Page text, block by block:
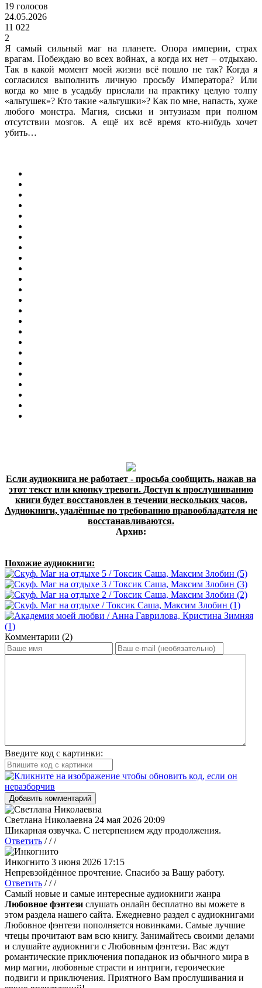
19 голосов
24.05.2026
11 022
2
Я самый сильный маг на планете. Опора империи, страх
врагам. Побеждаю во всех войнах, а когда их нет – отдыхаю.
Так в какой момент моей жизни всё пошло не так? Когда я
согласился выполнить личную просьбу Императора? Или
когда ко мне в усадьбу прислали на практику целую толпу
«альтушек»? Кто такие «альтушки»? Как по мне, напасть, хуже
любого монстра. Магия, сиськи и энтузиазм при полном
отсутствии мозгов. А ещё их всё время кто-нибудь хочет
убить…
Если аудиокнига не работает - просьба сообщить, нажав на
этот текст или кнопку тревоги. Доступ к прослушиванию
книги будет восстановлен в течении нескольких часов.
Аудиокниги, удалённые по требованию правообладателя не
восстанавливаются.
Архив:
Похожие аудиокниги:
Комментарии (2)
Введите код с картинки:
Добавить комментарий
Светлана Николаевна 24 мая 2026 20:09
Шикарная озвучка. С нетерпением жду продолжения.
Ответить / / /
Инкогнито 3 июня 2026 17:15
Непревзойдённое прочтение. Спасибо за Вашу работу.
Ответить / / /
Самый новые и самые интересные аудиокниги жанра
Любовное фэнтези слушать онлайн бесплатно вы можете в
этом раздела нашего сайта. Ежедневно раздел с аудиокнигами
Любовное фэнтези пополняется новинками. Самые лучшие
чтецы прочитают вам всю книгу. Занимайтесь своими делами
и слушайте аудиокниги с Любовным фэнтези. Вас ждут
романтические приключения попаданок из обычного мира в
мир магии, любовные страсти и интриги, героические
подвиги и приключения. Приятного Вам прослушивания и